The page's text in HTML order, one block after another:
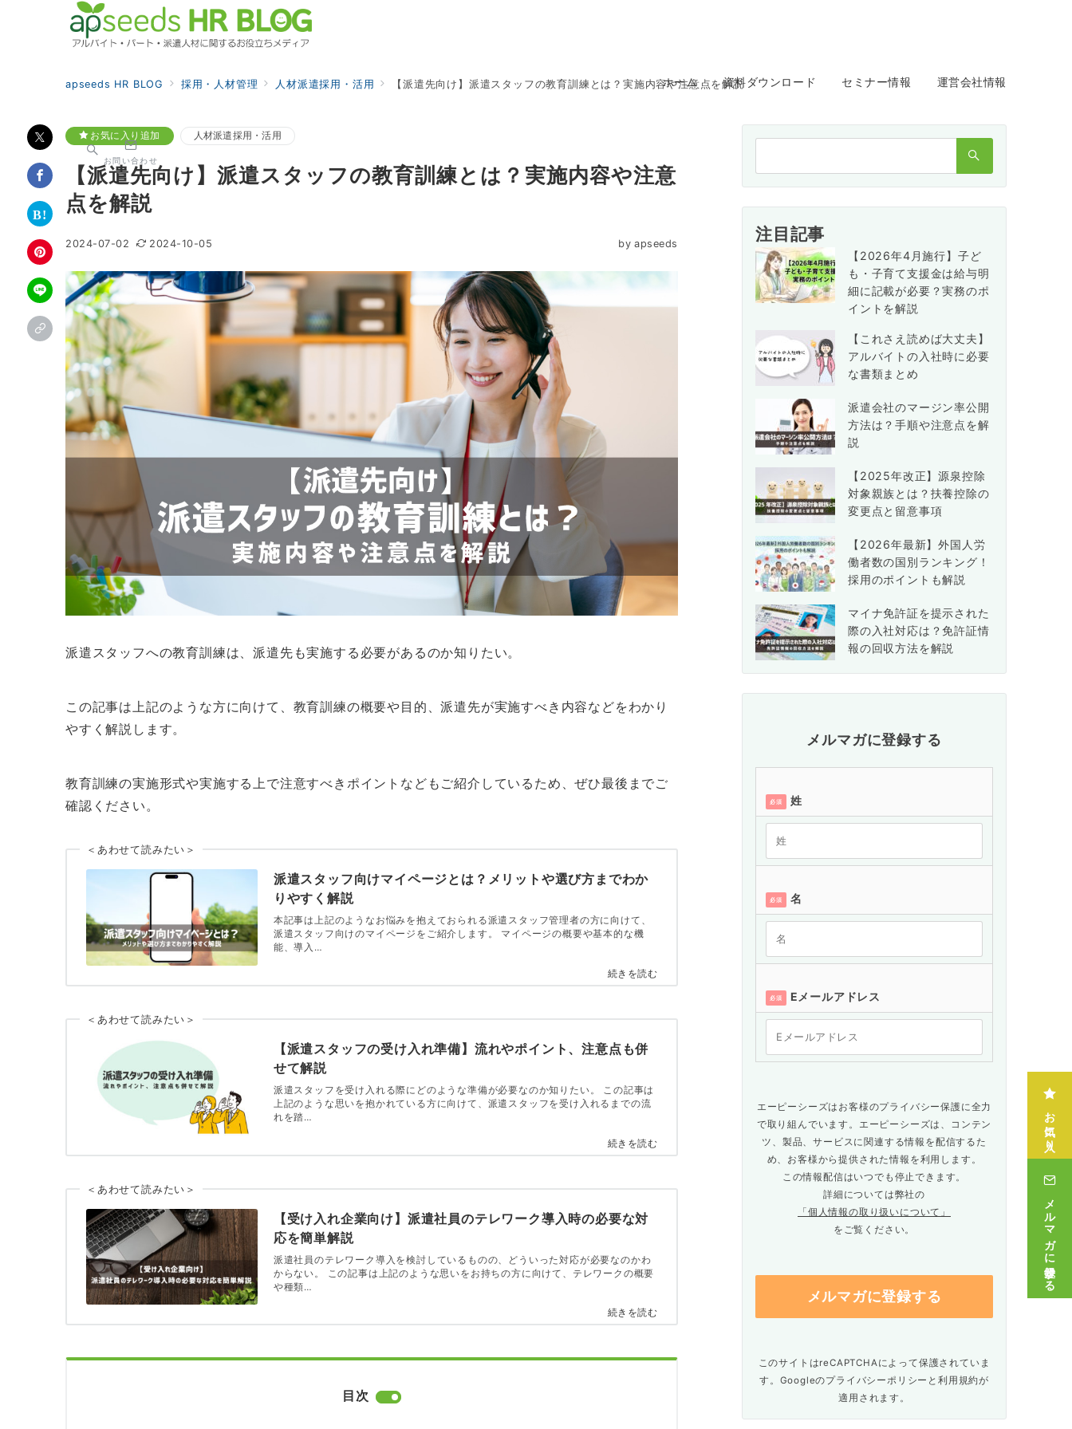
ホーム 資料ダウンロード セミナー情報 運営会社情報
お問い合わせ
apseeds HR BLOG 採用・人材管理 人材派遣採用・活用 【派遣先向け】派遣スタッフの教育訓練とは？実施内容や注意点を解説
お気に入り追加 人材派遣採用・活用
【派遣先向け】派遣スタッフの教育訓練とは？実施内容や注意
点を解説
2024-07-02 2024-10-05 by apseeds
派遣スタッフへの教育訓練は、派遣先も実施する必要があるのか知りたい。
この記事は上記のような方に向けて、教育訓練の概要や目的、派遣先が実施すべき内容などをわかり
やすく解説します。
教育訓練の実施形式や実施する上で注意すべきポイントなどもご紹介しているため、ぜひ最後までご
確認ください。
＜あわせて読みたい＞
派遣スタッフ向けマイページとは？メリットや選び方までわか
りやすく解説
本記事は上記のようなお悩みを抱えておられる派遣スタッフ管理者の方に向けて、
派遣スタッフ向けのマイページをご紹介します。 マイページの概要や基本的な機
能、導入…
続きを読む
＜あわせて読みたい＞
【派遣スタッフの受け入れ準備】流れやポイント、注意点も併
せて解説
派遣スタッフを受け入れる際にどのような準備が必要なのか知りたい。 この記事は
上記のような思いを抱かれている方に向けて、派遣スタッフを受け入れるまでの流
れを踏…
続きを読む
＜あわせて読みたい＞
【受け入れ企業向け】派遣社員のテレワーク導入時の必要な対
応を簡単解説
派遣社員のテレワーク導入を検討しているものの、どういった対応が必要なのかわ
からない。 この記事は上記のような思いをお持ちの方に向けて、テレワークの概要
や種類…
続きを読む
目次
注目記事
【2026年4月施行】子ど
も・子育て支援金は給与明
細に記載が必要？実務のポ
イントを解説
【これさえ読めば大丈夫】
アルバイトの入社時に必要
な書類まとめ
派遣会社のマージン率公開
方法は？手順や注意点を解
説
【2025年改正】源泉控除
対象親族とは？扶養控除の
変更点と留意事項
【2026年最新】外国人労
働者数の国別ランキング！
採用のポイントも解説
マイナ免許証を提示された
際の入社対応は？免許証情
報の回収方法を解説
メルマガに登録する
必須 姓
必須 名
必須 Eメールアドレス
エーピーシーズはお客様のプライバシー保護に全力
で取り組んでいます。エーピーシーズは、コンテン
ツ、製品、サービスに関連する情報を配信するた
め、お客様から提供された情報を利用します。
この情報配信はいつでも停止できます。
詳細については弊社の
「個人情報の取り扱いについて」
をご覧ください。
このサイトはreCAPTCHAによって保護されていま
す。Googleのプライバシーポリシー と 利用規約が
適用されます。
お気に入り
メルマガに登録する